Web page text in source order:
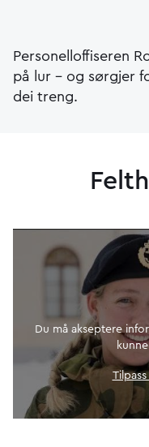
Personelloffiseren
på lur – og sørgjer
dei treng.
Du må akseptere